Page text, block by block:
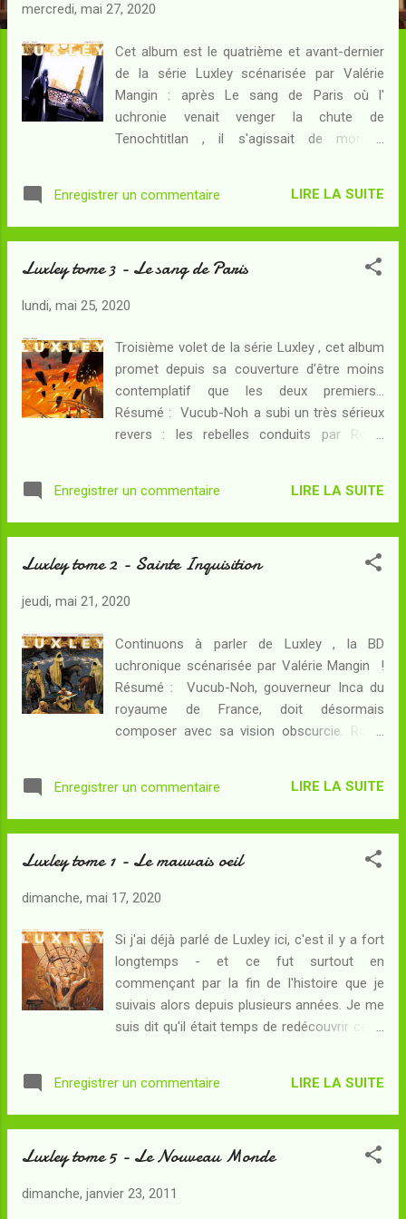
mercredi, mai 27, 2020
Cet album est le quatrième et avant-dernier
de la série Luxley scénarisée par Valérie
Mangin : après Le sang de Paris où l'
uchronie venait venger la chute de
Tenochtitlan , il s'agissait de montrer
désespérée... Résumé : Paris a subi le
massacre comme les royaumes espagnols,
l'héritier capétien du trône de France et
stupeur de peyotl. A Jérusalem, le pape
face aux païens, l'ennemi d'hier est peut-être
l'ultime recours... car les populations
chrétiennes commencent à tolérer la
présence des amérindiens. Le sultan négocie
en position de force : les émissaires de
alliance qui pourrait lui rendre l'antique
Enregistrer un commentaire LIRE LA SUITE
Luxley tome 3 - Le sang de Paris
lundi, mai 25, 2020
Troisième volet de la série Luxley , cet album
promet depuis sa couverture d'être moins
contemplatif que les deux premiers...
Résumé : Vucub-Noh a subi un très sérieux
revers : les rebelles conduits par Robin
Paris ! Assiégé dans sa citadelle du Louvre,
le gouverneur inca en est réduit à l'humiliante
l'Inca dépêche une troupe aérienne dirigée
Koyllor. Luxley le sait, les murs de Paris que
être pas à faire la différence... Il faudra, pour
équilibrer le jeu dangereux, trouver des
mages chrétiens capables d'obscurcir la
vision des devins ennemis. Alors qu'il doit
sans cesse augmenter les doses du peyotl
Vucub-Noh, Luxley commence à perdre
Enregistrer un commentaire LIRE LA SUITE
Luxley tome 2 - Sainte Inquisition
jeudi, mai 21, 2020
Continuons à parler de Luxley , la BD
uchronique scénarisée par Valérie Mangin !
Résumé : Vucub-Noh, gouverneur Inca du
royaume de France, doit désormais
composer avec sa vision obscurcie. Robin
impénétrables forêts de la région. Sous le
couvert de son influence occulte, son armée
d'outre-Atlantique et même à récupérer les
l'oriflamme de Saint-Denis et la couronne du
Saxon le découvre investi par une troupe
entière de moines en blanc : la Sainte
Inquisition, missionnée par le pape Innocent
III en personne, est venue enquêter sur les
rebelles car seuls des chrétiens sans tache
Quel jeu joue l'Inquisiteur ? Luxley saura-t-il
Enregistrer un commentaire LIRE LA SUITE
Luxley tome 1 - Le mauvais oeil
dimanche, mai 17, 2020
Si j'ai déjà parlé de Luxley ici, c'est il y a fort
longtemps - et ce fut surtout en
commençant par la fin de l'histoire que je
suivais alors depuis plusieurs années. Je me
suis dit qu'il était temps de redécouvrir cette
l'impossible depuis huit ans. A la faveur de
l'absence des rois chrétiens partis en
de l'autre côté de l'océan Atlantique - là où
émergée... Ces nouveaux conquérants,
Enregistrer un commentaire LIRE LA SUITE
Luxley tome 5 - Le Nouveau Monde
dimanche, janvier 23, 2011